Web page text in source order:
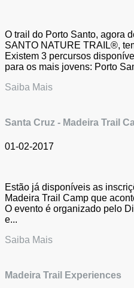
O trail do Porto Santo, agora
SANTO NATURE TRAIL®,
Existem 3 percursos
para os mais jovens: Porto
Saiba Mais
Santa Cruz - Madeira Trail
01-02-2017
Estão já disponíveis as
Madeira Trail Camp que
O evento é organizado pelo
e...
Saiba Mais
Madeira Trail Experiences